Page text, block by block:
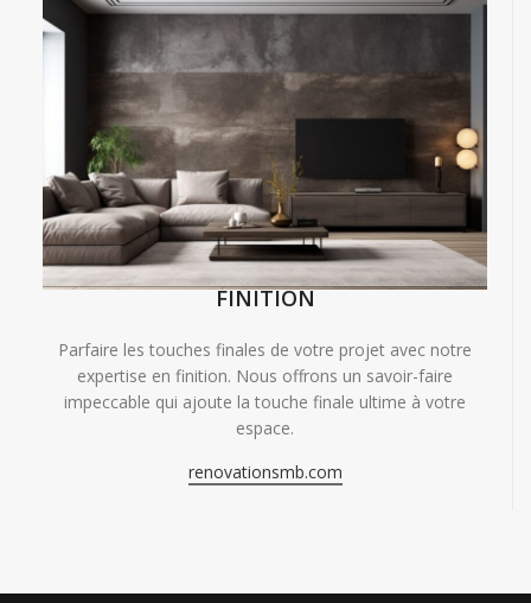
FINITION
Parfaire les touches finales de votre projet avec notre
expertise en finition. Nous offrons un savoir-faire
impeccable qui ajoute la touche finale ultime à votre
espace.
renovationsmb.com